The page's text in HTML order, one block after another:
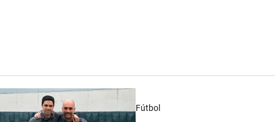
Fútbol